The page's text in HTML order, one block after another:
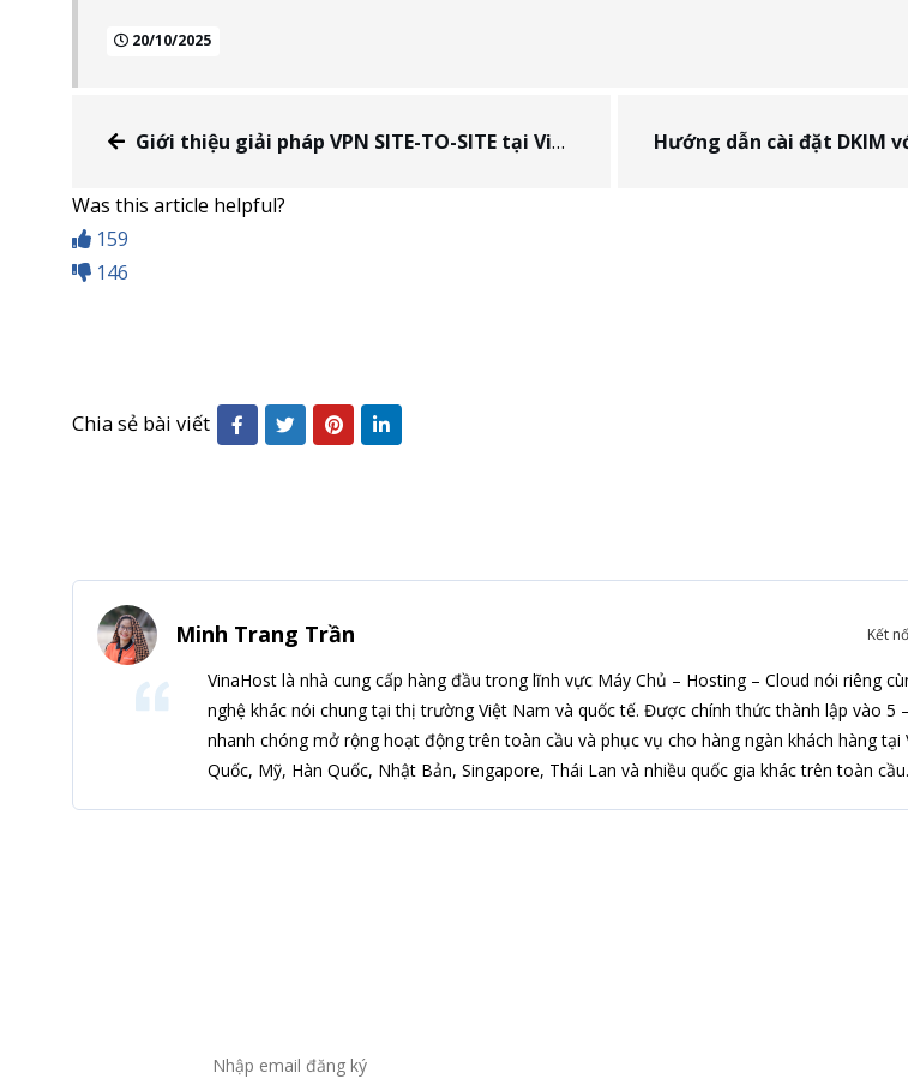
20/10/2025
Giới thiệu giải pháp VPN SITE-TO-SITE tại VinaHost
Was this article helpful?
159
146
Chia sẻ bài viết
Minh Trang Trần Kết
VinaHost là nhà cung cấp hàng đầu trong lĩnh vực Máy Chủ – Hosting – Cloud nói riêng
nghệ khác nói chung tại thị trường Việt Nam và quốc tế. Được chính thức thành lập vào 5
nhanh chóng mở rộng hoạt động trên toàn cầu và phục vụ cho hàng ngàn khách hàng tại
Quốc, Mỹ, Hàn Quốc, Nhật Bản, Singapore, Thái Lan và nhiều quốc gia khác trên toàn cầu.